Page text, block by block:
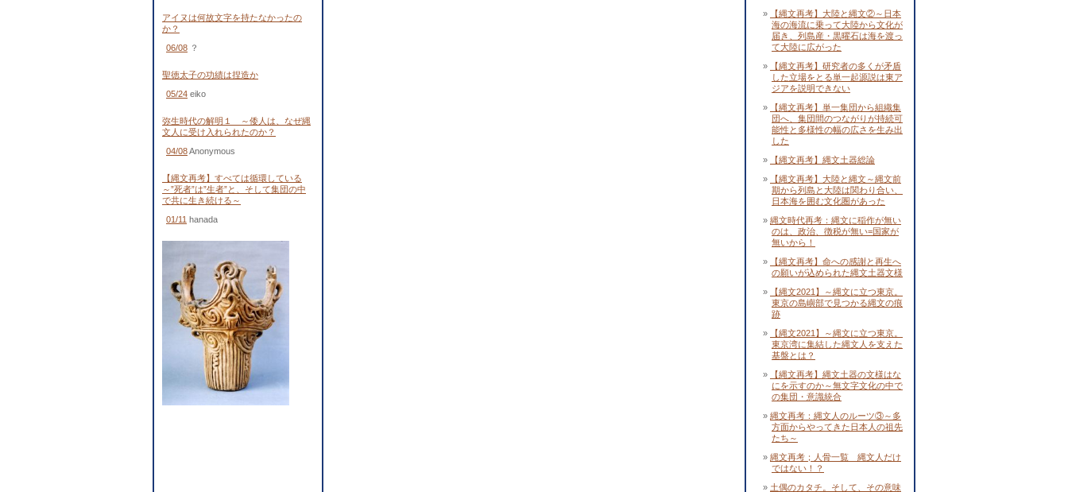
アイヌは何故文字を持たなかったの
か？
06/08 ？
聖徳太子の功績は捏造か
05/24 eiko
弥生時代の解明１ ～倭人は、なぜ縄
文人に受け入れられたのか？
04/08Anonymous
【縄文再考】すべては循環している
～”死者”は”生者”と、そして集団の中
で共に生き続ける～
01/11 hanada
【縄文再考】大陸と縄文②～日本
海の海流に乗って大陸から文化が
届き、列島産・黒曜石は海を渡っ
て大陸に広がった
【縄文再考】研究者の多くが矛盾
した立場をとる単一起源説は東ア
ジアを説明できない
【縄文再考】単一集団から組織集
団へ、集団間のつながりが持続可
能性と多様性の幅の広さを生み出
した
【縄文再考】縄文土器総論
【縄文再考】大陸と縄文～縄文前
期から列島と大陸は関わり合い、
日本海を囲む文化圏があった
縄文時代再考：縄文に稲作が無い
のは、政治、徴税が無い=国家が
無いから！
【縄文再考】命への感謝と再生へ
の願いが込められた縄文土器文様
【縄文2021】～縄文に立つ東京。
東京の島嶼部で見つかる縄文の痕
跡
【縄文2021】～縄文に立つ東京。
東京湾に集結した縄文人を支えた
基盤とは？
【縄文再考】縄文土器の文様はな
にを示すのか～無文字文化の中で
の集団・意識統合
縄文再考：縄文人のルーツ③～多
方面からやってきた日本人の祖先
たち～
縄文再考；人骨一覧 縄文人だけ
ではない！？
土偶のカタチ。そして、その意味